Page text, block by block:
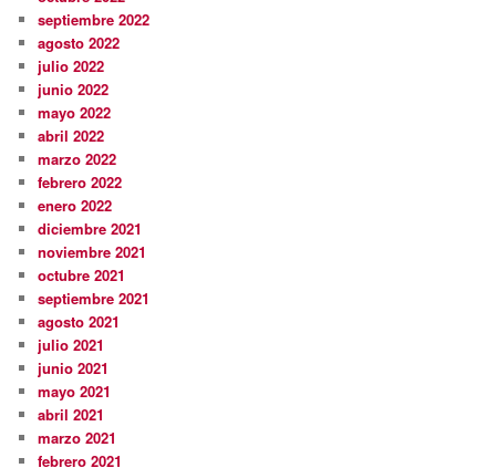
septiembre 2022
agosto 2022
julio 2022
junio 2022
mayo 2022
abril 2022
marzo 2022
febrero 2022
enero 2022
diciembre 2021
noviembre 2021
octubre 2021
septiembre 2021
agosto 2021
julio 2021
junio 2021
mayo 2021
abril 2021
marzo 2021
febrero 2021